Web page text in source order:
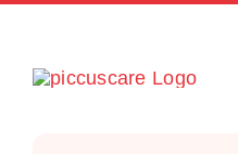
springen